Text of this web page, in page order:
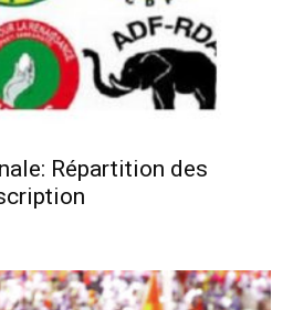
Répartition des